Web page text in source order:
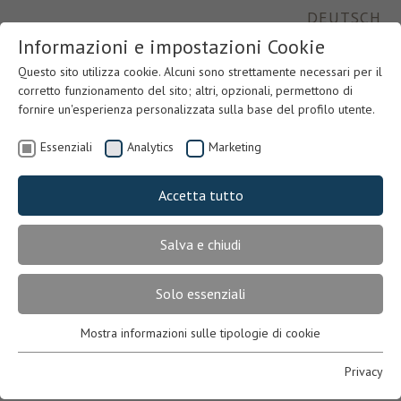
DEUTSCH
Previous
Informazioni e impostazioni Cookie
Questo sito utilizza cookie. Alcuni sono strettamente necessari per il
corretto funzionamento del sito; altri, opzionali, permettono di
fornire un'esperienza personalizzata sulla base del profilo utente.
Essenziali Analytics Marketing
Accetta tutto
Salva e chiudi
Solo essenziali
Essenziali
Necessari per il corretto funzionamento del sito. In mancanza,
Mostra informazioni sulle tipologie di cookie
Privacy